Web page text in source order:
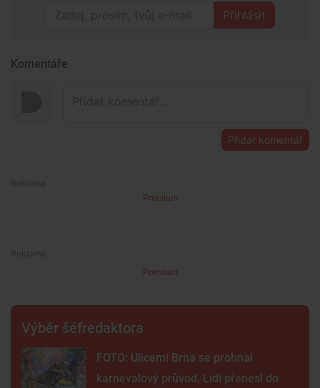
Přihlásit
Komentáře
Přidat komentář
Premium
Premium
Výběr šéfredaktora
FOTO: Ulicemi Brna se prohnal
karnevalový průvod. Lidi přenesl do